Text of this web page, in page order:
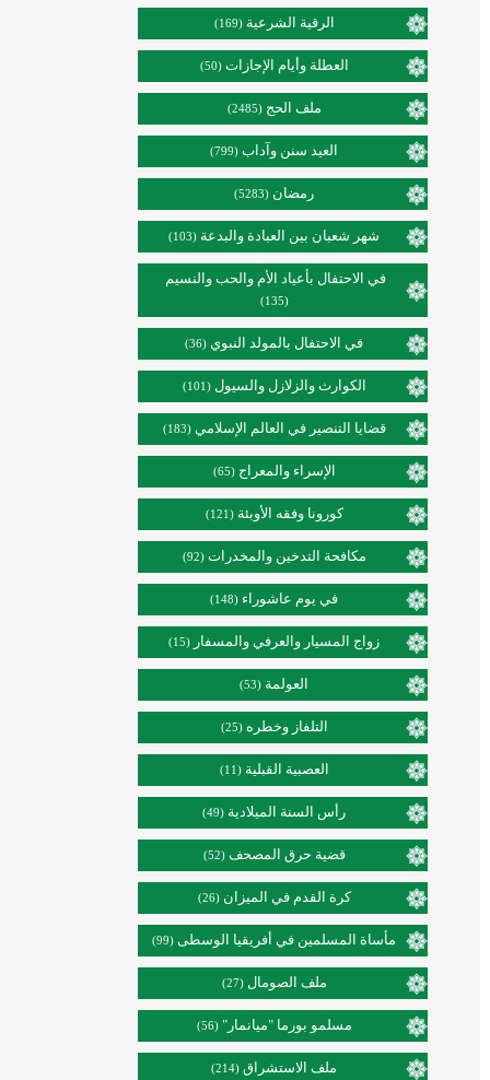
الرقية الشرعية (169)
العطلة وأيام الإجازات (50)
ملف الحج (2485)
العيد سنن وآداب (799)
رمضان (5283)
شهر شعبان بين العبادة والبدعة (103)
في الاحتفال بأعياد الأم والحب والنسيم
(135)
في الاحتفال بالمولد النبوي (36)
الكوارث والزلازل والسيول (101)
قضايا التنصير في العالم الإسلامي (183)
الإسراء والمعراج (65)
كورونا وفقه الأوبئة (121)
مكافحة التدخين والمخدرات (92)
في يوم عاشوراء (148)
زواج المسيار والعرفي والمسفار (15)
العولمة (53)
التلفاز وخطره (25)
العصبية القبلية (11)
رأس السنة الميلادية (49)
قضية حرق المصحف (52)
كرة القدم في الميزان (26)
مأساة المسلمين في أفريقيا الوسطى (99)
ملف الصومال (27)
مسلمو بورما "ميانمار" (56)
ملف الاستشراق (214)